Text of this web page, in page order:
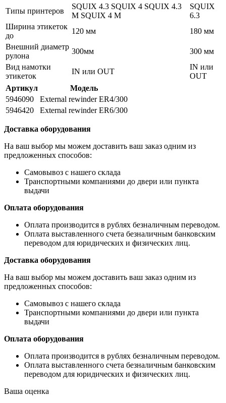
Типы принтеров
SQUIX 4.3 SQUIX 4 SQUIX 4.3
M SQUIX 4 M
SQUIX
6.3
Ширина этикеток
до
120 мм
180 мм
Внешний диаметр
рулона
300мм
300 мм
Вид намотки
этикеток
IN или OUT
IN или
OUT
Артикул
Модель
5946090
External rewinder ER4/300
5946420
External rewinder ER6/300
Доставка оборудования
На ваш выбор мы можем доставить ваш заказ одним из
предложенных способов:
Самовывоз с нашего склада
Транспортными компаниями до двери или пункта
выдачи
Оплата оборудования
Оплата производится в рублях безналичным переводом.
Оплата выставленного счета безналичным банковским
переводом для юридических и физических лиц.
Доставка оборудования
На ваш выбор мы можем доставить ваш заказ одним из
предложенных способов:
Самовывоз с нашего склада
Транспортными компаниями до двери или пункта
выдачи
Оплата оборудования
Оплата производится в рублях безналичным переводом.
Оплата выставленного счета безналичным банковским
переводом для юридических и физических лиц.
Ваша оценка